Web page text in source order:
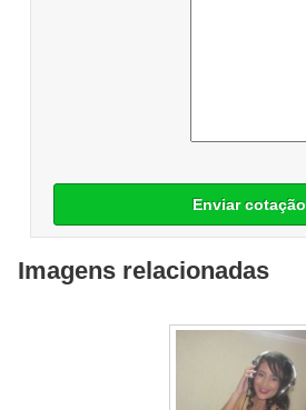
Enviar cotação
Imagens relacionadas